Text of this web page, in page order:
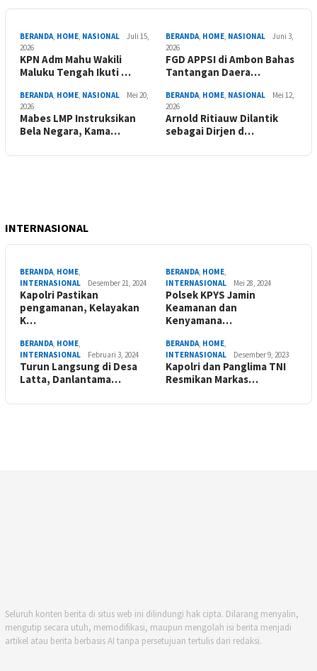
BERANDA HOME NASIONAL
Juli 15,
2026
KPN Adm Mahu Wakili
Maluku Tengah Ikuti …
BERANDA HOME NASIONAL
Juni 3,
2026
FGD APPSI di Ambon Bahas
Tantangan Daera…
BERANDA HOME NASIONAL
Mei 20,
2026
Mabes LMP Instruksikan
Bela Negara, Kama…
BERANDA HOME NASIONAL
Mei 12,
2026
Arnold Ritiauw Dilantik
sebagai Dirjen d…
INTERNASIONAL
BERANDA HOME
INTERNASIONAL
Desember 21, 2024
Kapolri Pastikan
pengamanan, Kelayakan
K…
BERANDA HOME
INTERNASIONAL
Mei 28, 2024
Polsek KPYS Jamin
Keamanan dan
Kenyamana…
BERANDA HOME
INTERNASIONAL
Februari 3, 2024
Turun Langsung di Desa
Latta, Danlantama…
BERANDA HOME
INTERNASIONAL
Desember 9, 2023
Kapolri dan Panglima TNI
Resmikan Markas…
Seluruh konten berita di situs web ini dilindungi hak cipta. Dilarang menyalin,
mengutip secara utuh, memodifikasi, maupun mengolah isi berita menjadi
artikel atau berita berbasis AI tanpa persetujuan tertulis dari redaksi.